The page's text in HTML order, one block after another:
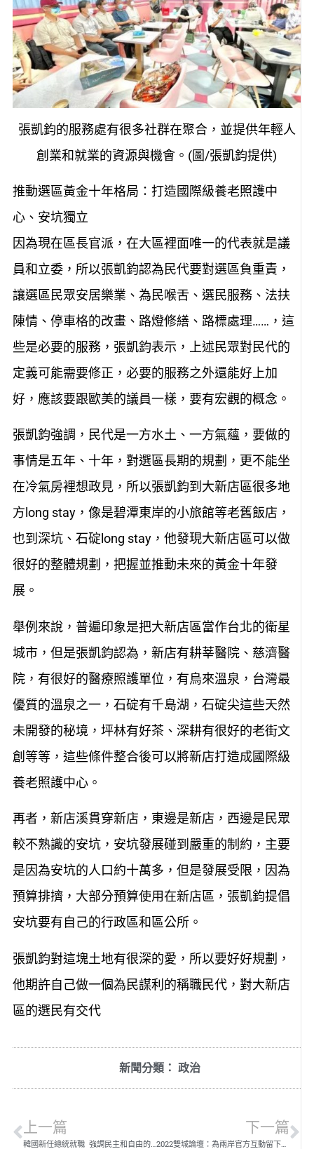
張凱鈞的服務處有很多社群在聚合，並提供年輕人
創業和就業的資源與機會。(圖/張凱鈞提供)
推動選區黃金十年格局：打造國際級養老照護中
心、安坑獨立
因為現在區長官派，在大區裡面唯一的代表就是議
員和立委，所以張凱鈞認為民代要對選區負重責，
讓選區民眾安居樂業、為民喉舌、選民服務、法扶
陳情、停車格的改畫、路燈修繕、路標處理……，這
些是必要的服務，張凱鈞表示，上述民眾對民代的
定義可能需要修正，必要的服務之外還能好上加
好，應該要跟歐美的議員一樣，要有宏觀的概念。
張凱鈞強調，民代是一方水土、一方氣蘊，要做的
事情是五年、十年，對選區長期的規劃，更不能坐
在冷氣房裡想政見，所以張凱鈞到大新店區很多地
方long stay，像是碧潭東岸的小旅館等老舊飯店，
也到深坑、石碇long stay，他發現大新店區可以做
很好的整體規劃，把握並推動未來的黃金十年發
展。
舉例來說，普遍印象是把大新店區當作台北的衛星
城市，但是張凱鈞認為，新店有耕莘醫院、慈濟醫
院，有很好的醫療照護單位，有烏來溫泉，台灣最
優質的溫泉之一，石碇有千島湖，石碇尖這些天然
未開發的秘境，坪林有好茶、深耕有很好的老街文
創等等，這些條件整合後可以將新店打造成國際級
養老照護中心。
再者，新店溪貫穿新店，東邊是新店，西邊是民眾
較不熟識的安坑，安坑發展碰到嚴重的制約，主要
是因為安坑的人口約十萬多，但是發展受限，因為
預算排擠，大部分預算使用在新店區，張凱鈞提倡
安坑要有自己的行政區和區公所。
張凱鈞對這塊土地有很深的愛，所以要好好規劃，
他期許自己做一個為民謀利的稱職民代，對大新店
區的選民有交代
新聞分類： 政治
上一篇
韓國新任總統就職 強調民主和自由的真諦
下一篇